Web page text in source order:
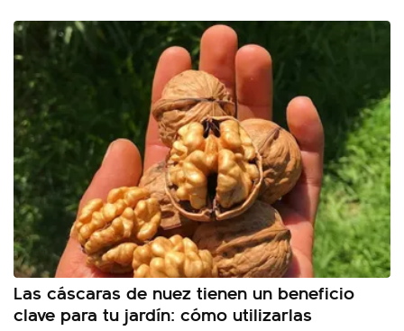
Las cáscaras de nuez tienen un beneficio
clave para tu jardín: cómo utilizarlas